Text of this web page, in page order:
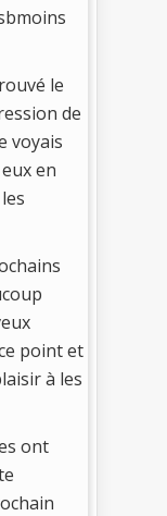
le
de
voyais
en
point et
à les
ont